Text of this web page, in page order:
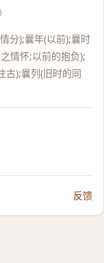
分);曩年(以前);曩时
情怀;以前的抱负);
古);曩列(旧时的同
反馈